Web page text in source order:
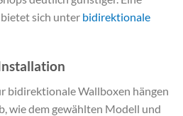
sich unter bidirektionale
bidirektionale Wallboxen hängen
wie dem gewählten Modell und